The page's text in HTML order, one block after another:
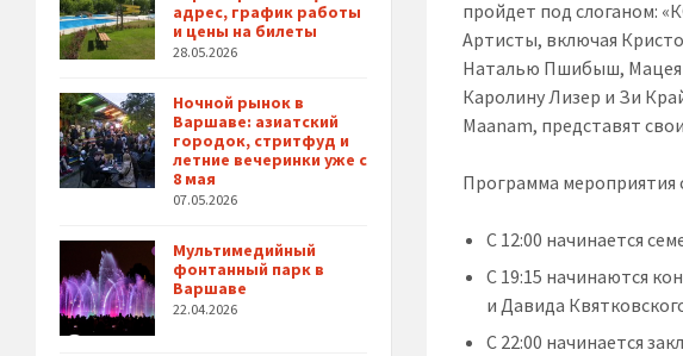
пройдет под слоганом:
Артисты, включая
Наталью Пшибыш, Мацея
Каролину Лизер и Зи
Maanam, представят
Программа мероприятия
С 12:00 начинается
С 19:15 начинаются
и Давида
С 22:00 начинается
адрес, график работы
и цены на билеты
28.05.2026
Ночной рынок в
Варшаве: азиатский
городок, стритфуд и
летние вечеринки уже с
8 мая
07.05.2026
Мультимедийный
фонтанный парк в
Варшаве
22.04.2026